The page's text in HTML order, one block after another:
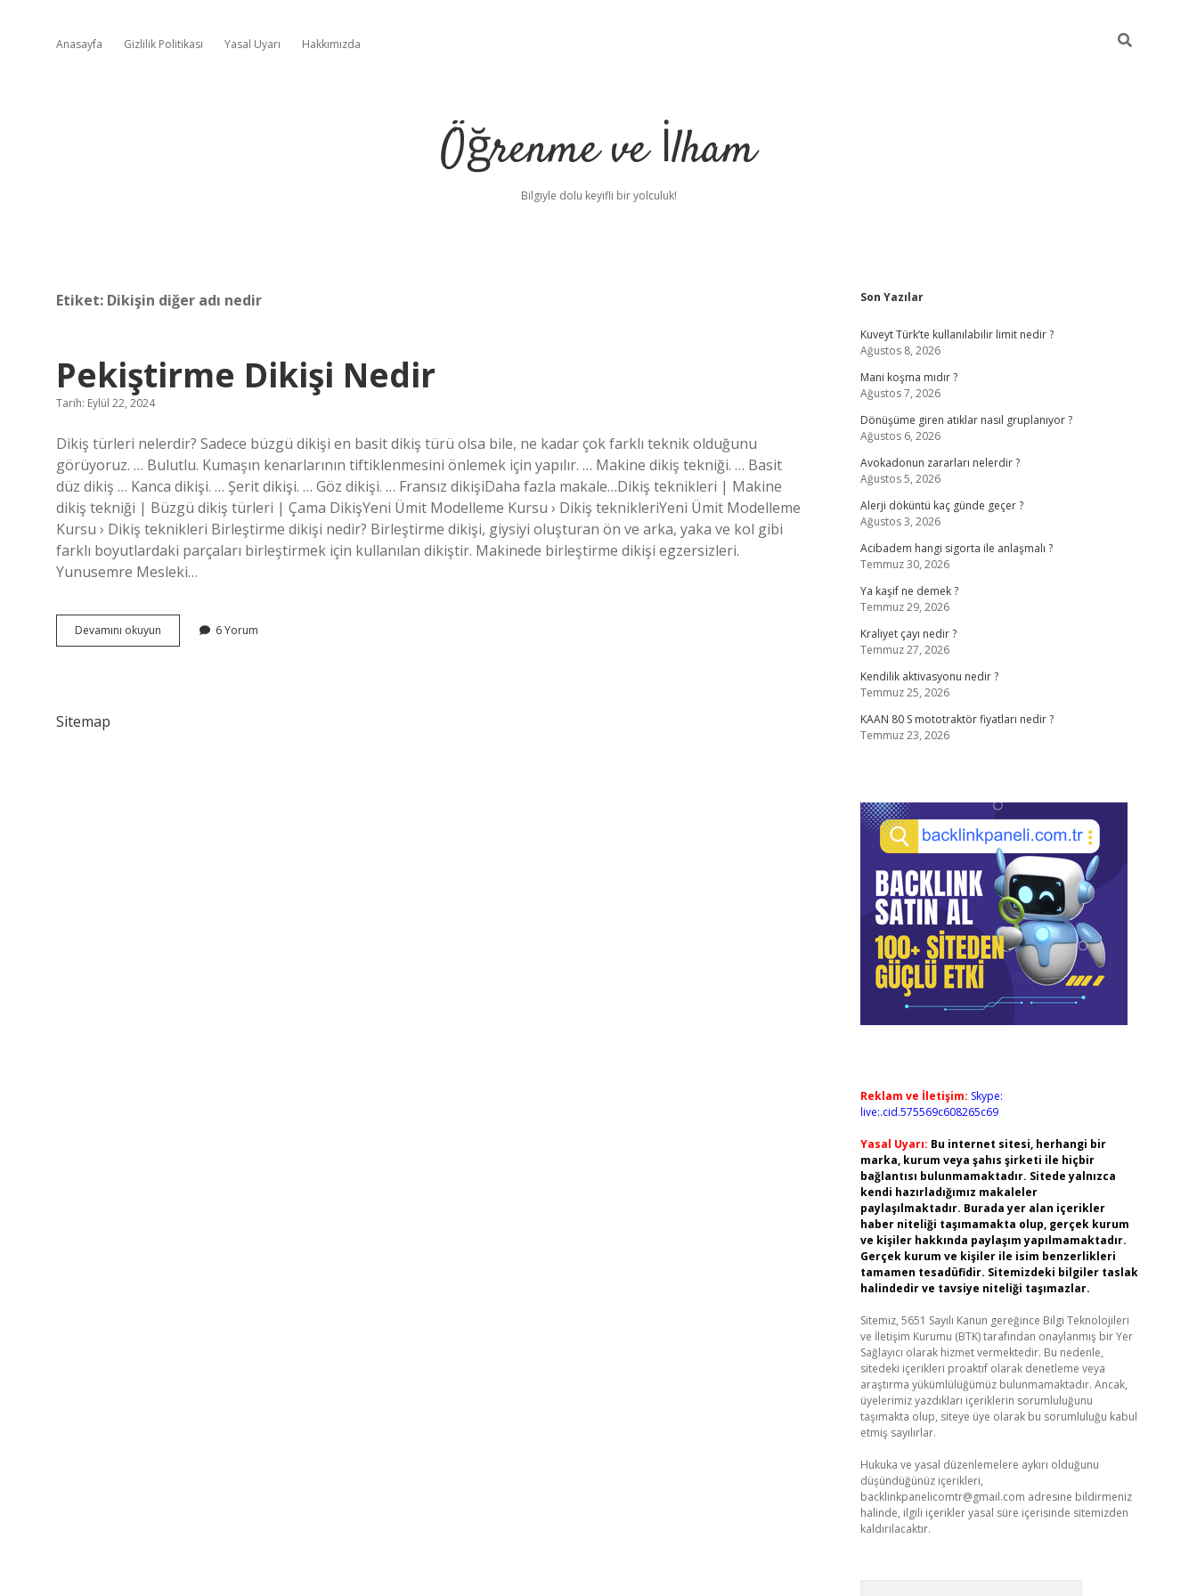
Anasayfa Gizlilik Politikası Yasal Uyarı Hakkımızda
Öğrenme ve İlham
Bilgiyle dolu keyifli bir yolculuk!
Etiket: Dikişin diğer adı nedir
Pekiştirme Dikişi Nedir
Tarih: Eylül 22, 2024
Dikiş türleri nelerdir? Sadece büzgü dikişi en basit dikiş türü olsa bile, ne kadar çok farklı teknik olduğunu
görüyoruz. … Bulutlu. Kumaşın kenarlarının tiftiklenmesini önlemek için yapılır. … Makine dikiş tekniği. … Basit
düz dikiş … Kanca dikişi. … Şerit dikişi. … Göz dikişi. … Fransız dikişiDaha fazla makale…Dikiş teknikleri | Makine
dikiş tekniği | Büzgü dikiş türleri | Çama DikişYeni Ümit Modelleme Kursu › Dikiş teknikleriYeni Ümit Modelleme
Kursu › Dikiş teknikleri Birleştirme dikişi nedir? Birleştirme dikişi, giysiyi oluşturan ön ve arka, yaka ve kol gibi
farklı boyutlardaki parçaları birleştirmek için kullanılan dikiştir. Makinede birleştirme dikişi egzersizleri.
Yunusemre Mesleki…
Devamını okuyun Pekiştirme
Dikişi
6 Yorum
Sitemap
Sidebar
Son Yazılar
Kuveyt Türk’te kullanılabilir limit nedir ?
Ağustos 8, 2026
Mani koşma mıdır ?
Ağustos 7, 2026
Dönüşüme giren atıklar nasıl gruplanıyor ?
Ağustos 6, 2026
Avokadonun zararları nelerdir ?
Ağustos 5, 2026
Alerji döküntü kaç günde geçer ?
Ağustos 3, 2026
Acibadem hangi sigorta ile anlaşmalı ?
Temmuz 30, 2026
Ya kaşif ne demek ?
Temmuz 29, 2026
Kraliyet çayı nedir ?
Temmuz 27, 2026
Kendilik aktivasyonu nedir ?
Temmuz 25, 2026
KAAN 80 S mototraktör fiyatları nedir ?
Temmuz 23, 2026
Reklam ve İletişim: Skype:
live:.cid.575569c608265c69
Yasal Uyarı: Bu internet sitesi, herhangi bir
marka, kurum veya şahıs şirketi ile hiçbir
bağlantısı bulunmamaktadır. Sitede yalnızca
kendi hazırladığımız makaleler
paylaşılmaktadır. Burada yer alan içerikler
haber niteliği taşımamakta olup, gerçek kurum
ve kişiler hakkında paylaşım yapılmamaktadır.
Gerçek kurum ve kişiler ile isim benzerlikleri
tamamen tesadüfidir. Sitemizdeki bilgiler taslak
halindedir ve tavsiye niteliği taşımazlar.
Sitemiz, 5651 Sayılı Kanun gereğince Bilgi Teknolojileri
ve İletişim Kurumu (BTK) tarafından onaylanmış bir Yer
Sağlayıcı olarak hizmet vermektedir. Bu nedenle,
sitedeki içerikleri proaktif olarak denetleme veya
araştırma yükümlülüğümüz bulunmamaktadır. Ancak,
üyelerimiz yazdıkları içeriklerin sorumluluğunu
taşımakta olup, siteye üye olarak bu sorumluluğu kabul
etmiş sayılırlar.
Hukuka ve yasal düzenlemelere aykırı olduğunu
düşündüğünüz içerikleri,
backlinkpanelicomtr@gmail.com adresine bildirmeniz
halinde, ilgili içerikler yasal süre içerisinde sitemizden
kaldırılacaktır.